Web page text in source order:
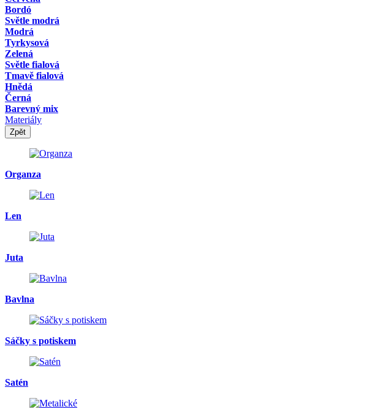
Bordó
Světle modrá
Modrá
Tyrkysová
Zelená
Světle fialová
Tmavě fialová
Hnědá
Černá
Barevný mix
Materiály
Zpět
Organza
Len
Juta
Bavlna
Sáčky s potiskem
Satén